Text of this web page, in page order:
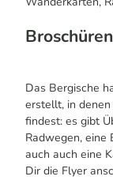
Das Bergische
erstellt, in
findest: es gibt
Radwegen, eine
auch auch eine
Dir die Flyer